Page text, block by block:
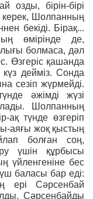
озды, бірін-бірі
Шолпанның
бекіді. Бірақ...
өмірінде де,
болмаса, дәл
Өзгеріс қашанда
дейміз. Сонда
сезіп жүрмейді.
әжімді жүзі
Шолпанның
түнде өзгеріп
аяғы жоқ қыстың
болған соң,
үшін құрбысы
үйленгеніне бес
баласы бар еді:
ері Сәрсенбай
Сәрсенбайды